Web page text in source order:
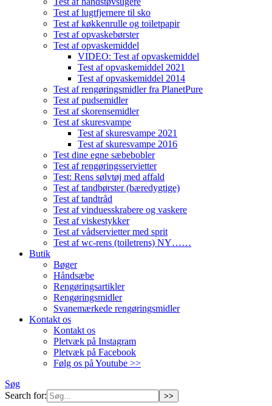
Test af lugtfjernere til sko
Test af køkkenrulle og toiletpapir
Test af opvaskebørster
Test af opvaskemiddel
VIDEO: Test af opvaskemiddel
Test af opvaskemiddel 2021
Test af opvaskemiddel 2014
Test af rengøringsmidler fra PlanetPure
Test af pudsemidler
Test af skorensemidler
Test af skuresvampe
Test af skuresvampe 2021
Test af skuresvampe 2016
Test dine egne sæbebobler
Test af rengøringsservietter
Test: Rens sølvtøj med affald
Test af tandbørster (bæredygtige)
Test af tandtråd
Test af vinduesskrabere og vaskere
Test af viskestykker
Test af vådservietter med sprit
Test af wc-rens (toiletrens) NY……
Butik
Bøger
Håndsæbe
Rengøringsartikler
Rengøringsmidler
Svanemærkede rengøringsmidler
Kontakt os
Kontakt os
Pletvæk på Instagram
Pletvæk på Facebook
Følg os på Youtube >>
Søg
Search for: